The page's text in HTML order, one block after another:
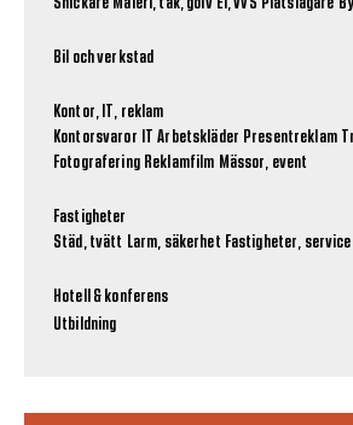
Bil och verkstad
Kontor, IT, reklam
Kontorsvaror IT Arbetskläder Presentreklam
Fotografering Reklamfilm Mässor, event
Fastigheter
Städ, tvätt Larm, säkerhet Fastigheter, service
Hotell & konferens
Utbildning